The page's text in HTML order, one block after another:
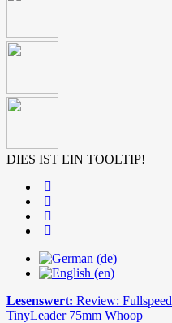
DIES IST EIN TOOLTIP!
Lesenswert: Review: Fullspeed
TinyLeader 75mm Whoop